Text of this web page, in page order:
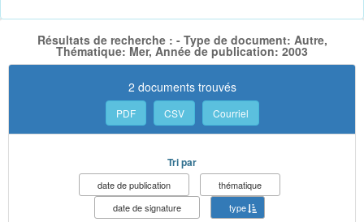
Résultats de recherche : - Type de document: Autre,
Thématique: Mer, Année de publication: 2003
2 documents trouvés
PDF CSV Courriel
Tri par
date de publication
thématique
date de signature
type